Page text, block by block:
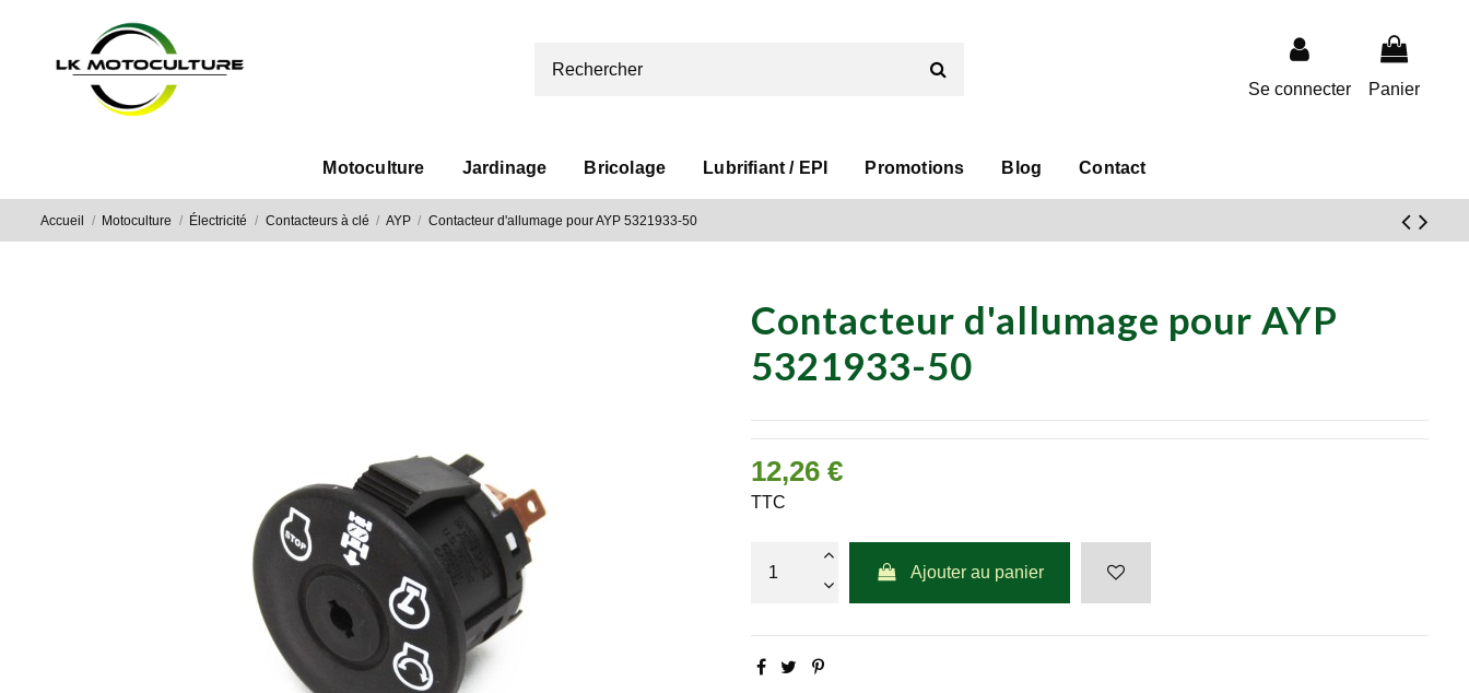
Se connecter Panier
Motoculture Jardinage Bricolage Lubrifiant / EPI Promotions Blog Contact
Accueil Motoculture Électricité Contacteurs à clé AYP Contacteur d'allumage pour AYP 5321933-50
Contacteur d'allumage pour AYP
5321933-50
12,26 €
TTC
Ajouter au panier